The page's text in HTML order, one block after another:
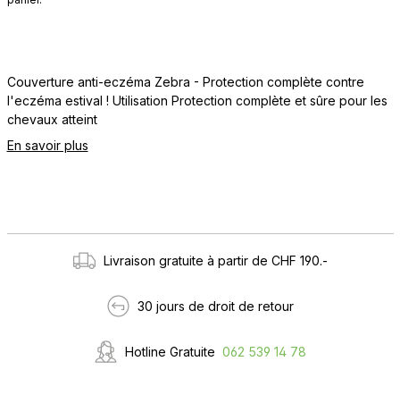
Couverture anti-eczéma Zebra - Protection complète contre
l'eczéma estival ! Utilisation Protection complète et sûre pour les
chevaux atteint
En savoir plus
Livraison gratuite à partir de CHF 190.-
30 jours de droit de retour
Hotline Gratuite 062 539 14 78